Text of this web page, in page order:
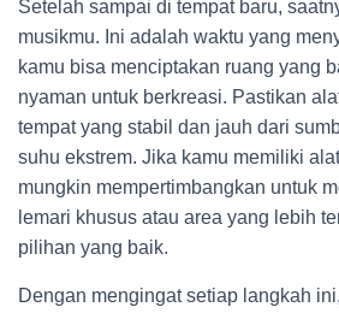
Setelah sampai di tempat baru,
musikmu. Ini adalah waktu yang
kamu bisa menciptakan ruang yang
nyaman untuk berkreasi. Pastikan
tempat yang stabil dan jauh dari
suhu ekstrem. Jika kamu memiliki
mungkin mempertimbangkan untuk
lemari khusus atau area yang lebih
pilihan yang baik.
Dengan mengingat setiap langkah